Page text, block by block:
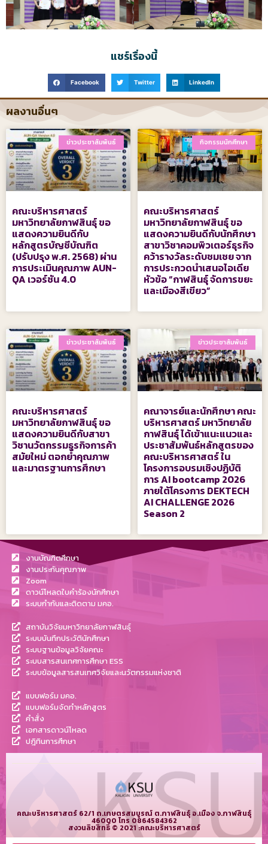
แชร์เรื่องนี้
Facebook Twitter LinkedIn
ผลงานอื่นๆ
ข่าวประชาสัมพันธ์
คณะบริหารศาสตร์
มหาวิทยาลัยกาฬสินธุ์ ขอ
แสดงความยินดีกับ
หลักสูตรบัญชีบัณฑิต
(ปรับปรุง พ.ศ. 2568) ผ่าน
การประเมินคุณภาพ AUN-
QA เวอร์ชัน 4.0
กิจกรรมนักศึกษา
คณะบริหารศาสตร์
มหาวิทยาลัยกาฬสินธุ์ ขอ
แสดงความยินดีกับนักศึกษา
สาขาวิชาคอมพิวเตอร์ธุรกิจ
คว้ารางวัลระดับชมเชย จาก
การประกวดนำเสนอไอเดีย
หัวข้อ “กาฬสินธุ์ จัดการขยะ
และเมืองสีเขียว”
ข่าวประชาสัมพันธ์
คณะบริหารศาสตร์
มหาวิทยาลัยกาฬสินธุ์ ขอ
แสดงความยินดีกับสาขา
วิชานวัตกรรมธุรกิจการค้า
สมัยใหม่ ตอกย้ำคุณภาพ
และมาตรฐานการศึกษา
ข่าวประชาสัมพันธ์
คณาจารย์และนักศึกษา คณะ
บริหารศาสตร์ มหาวิทยาลัย
กาฬสินธุ์ ได้เข้าแนะแนวและ
ประชาสัมพันธ์หลักสูตรของ
คณะบริหารศาสตร์ ใน
โครงการอบรมเชิงปฏิบัติ
การ AI bootcamp 2026
ภายใต้โครงการ DEKTECH
AI CHALLENGE 2026
Season 2
งานบัณฑิตศึกษา
งานประกันคุณภาพ
Zoom
ดาวน์โหลดใบคำร้องนักศึกษา
ระบบกำกับและติดตาม มคอ.
สถาบันวิจัยมหาวิทยาลัยกาฬสินธุ์
ระบบบันทึกประวัตินักศึกษา
ระบบฐานข้อมูลวิจัยคณะ
ระบบสารสนเทศการศึกษา ESS
ระบบข้อมูลสารสนเทศวิจัยและนวัตกรรมแห่งชาติ
แบบฟอร์ม มคอ.
แบบฟอร์มจัดทำหลักสูตร
คำสั่ง
เอกสารดาวน์โหลด
ปฎิทินการศึกษา
คณะบริหารศาสตร์ 62/1 ถ.เกษตรสมบูรณ์ ต.กาฬสินธุ์ อ.เมือง จ.กาฬสินธุ์
46000 โทร 0864584362
สงวนลิขสิทธิ์ © 2021 :คณะบริหารศาสตร์